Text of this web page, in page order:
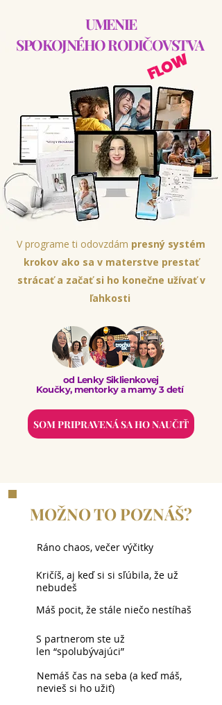
UMENIE
SPOKOJNÉHO RODIČOVSTVA
V programe ti odovzdám presný systém
krokov ako sa v materstve prestať
strácať a začať si ho konečne užívať v
ľahkosti
od Lenky Siklienkovej
Koučky, mentorky a mamy 3 detí
FLOW
SOM PRIPRAVENÁ SA HO NAUČIŤ
MOŽNO TO POZNÁŠ?
Ráno chaos, večer výčitky
Kričíš, aj keď si si sľúbila, že už
nebudeš
Máš pocit, že stále niečo nestíhaš
S partnerom ste už
len “spolubývajúci”
Nemáš čas na seba (a keď máš,
nevieš si ho užiť)